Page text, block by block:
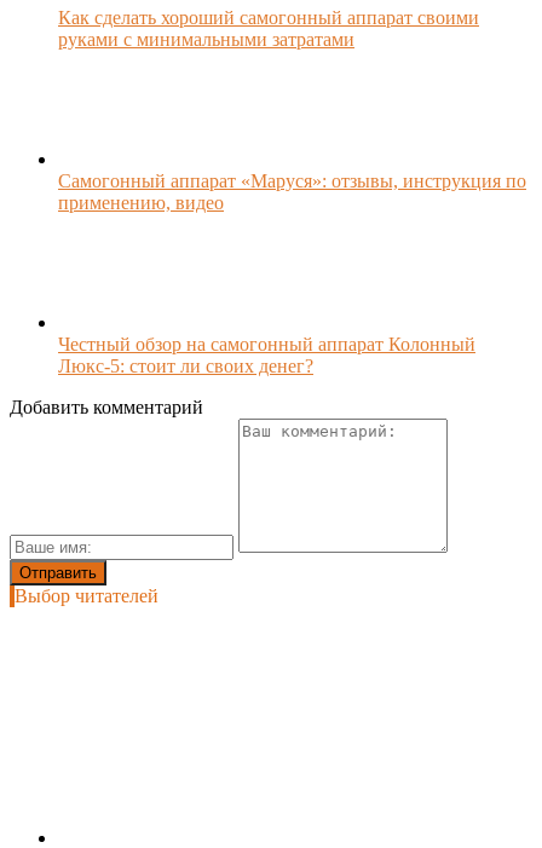
Как сделать хороший самогонный аппарат своими
руками с минимальными затратами
Самогонный аппарат «Маруся»: отзывы, инструкция по
применению, видео
Честный обзор на самогонный аппарат Колонный
Люкс-5: стоит ли своих денег?
Добавить комментарий
Выбор читателей